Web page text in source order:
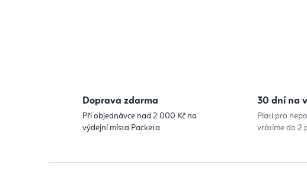
Doprava zdarma
Při objednávce nad 2 000 Kč na
výdejní místa Packeta
30 dní na
Platí pro
vrátíme do 2